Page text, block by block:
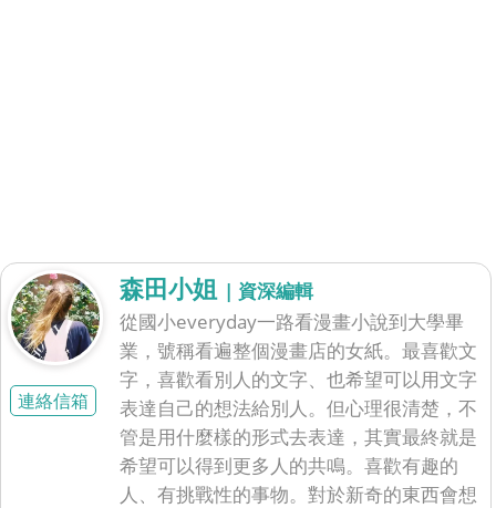
連絡信箱
森田小姐 | 資深編輯
從國小everyday一路看漫畫小說到大學畢
業，號稱看遍整個漫畫店的女紙。最喜歡文
字，喜歡看別人的文字、也希望可以用文字
表達自己的想法給別人。但心理很清楚，不
管是用什麼樣的形式去表達，其實最終就是
希望可以得到更多人的共鳴。喜歡有趣的
人、有挑戰性的事物。對於新奇的東西會想